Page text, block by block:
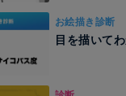
お絵描き診断
目を描いて